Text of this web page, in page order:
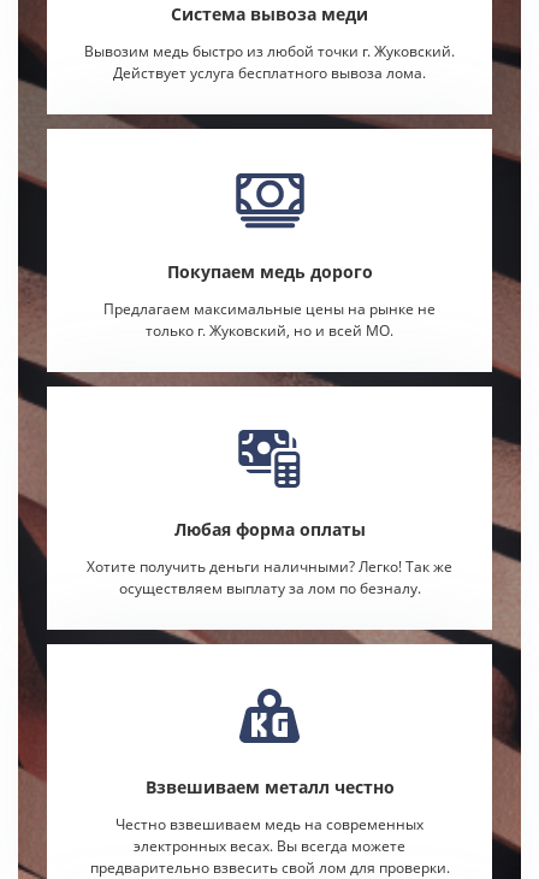
Система вывоза меди
Вывозим медь быстро из любой точки г. Жуковский.
Действует услуга бесплатного вывоза лома.
Покупаем медь дорого
Предлагаем максимальные цены на рынке не
только г. Жуковский, но и всей МО.
Любая форма оплаты
Хотите получить деньги наличными? Легко! Так же
осуществляем выплату за лом по безналу.
Взвешиваем металл честно
Честно взвешиваем медь на современных
электронных весах. Вы всегда можете
предварительно взвесить свой лом для проверки.